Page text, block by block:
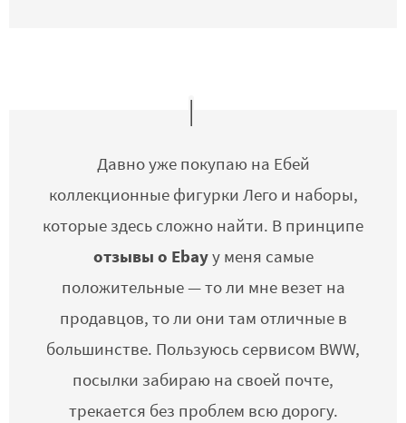
Давно уже покупаю на Ебей
коллекционные фигурки Лего и наборы,
которые здесь сложно найти. В принципе
отзывы о Ebayу меня самые
положительные — то ли мне везет на
продавцов, то ли они там отличные в
большинстве. Пользуюсь сервисом BWW,
посылки забираю на своей почте,
трекается без проблем всю дорогу.